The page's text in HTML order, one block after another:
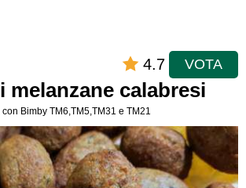
4.7 VOTA
melanzane calabresi
Bimby TM6,TM5,TM31 e TM21